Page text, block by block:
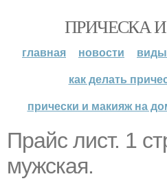
ПРИЧЕСКА
главная новости
как делать
прически и макияж на
Прайс лист. 1
мужская.